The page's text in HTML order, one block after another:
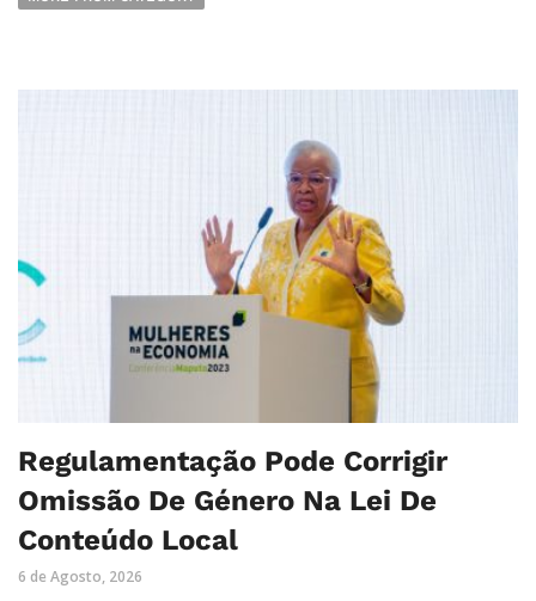
Regulamentação Pode Corrigir
Omissão De Género Na Lei De
Conteúdo Local
6 de Agosto, 2026